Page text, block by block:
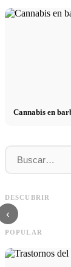
Cannabis en
DESCUBRIR
‹
durch gezieltes
POPULAR